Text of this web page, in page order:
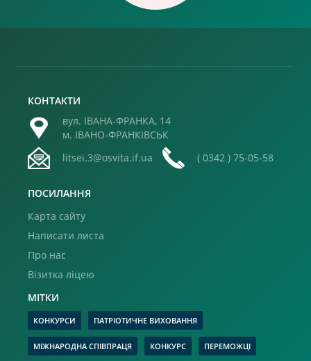
КОНТАКТИ
вул. ІВАНА-ФРАНКА, 14
м. ІВАНО-ФРАНКІВСЬК
litsei.3@osvita.if.ua
( 0342 ) 75-05-58
ПОСИЛАННЯ
Карта сайту
Написати листа
Про нас
Візитка ліцею
МІТКИ
КОНКУРСИ ПАТРІОТИЧНЕ ВИХОВАННЯ
МІЖНАРОДНА СПІВПРАЦЯ КОНКУРС ПЕРЕМОЖЦІ